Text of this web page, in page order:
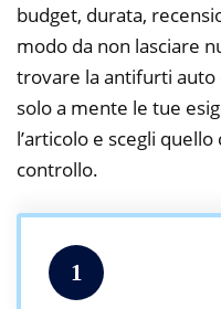
budget, durata,
modo da non lasciare
trovare la antifurti auto
solo a mente le tue
l’articolo e scegli
controllo.
1